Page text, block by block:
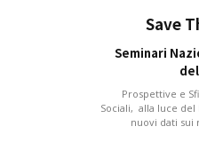
Save
Seminari
Prospettive e
Sociali, alla luce del
nuovi dati sui